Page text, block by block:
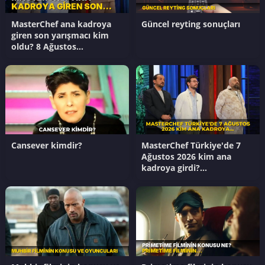
MasterChef ana kadroya
giren son yarışmacı kim
oldu? 8 Ağustos
giren 20. yarışmacı kim?
Güncel reyting sonuçları
Cansever kimdir?
MasterChef Türkiye'de 7
Ağustos 2026 kim ana
kadroya girdi?
kazandı?